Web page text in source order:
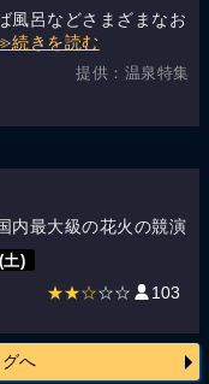
風呂などさまざまなお
続きを読む
提供：温泉特集
内最大級の花火の競演
土)
★★☆☆☆ 103
へ